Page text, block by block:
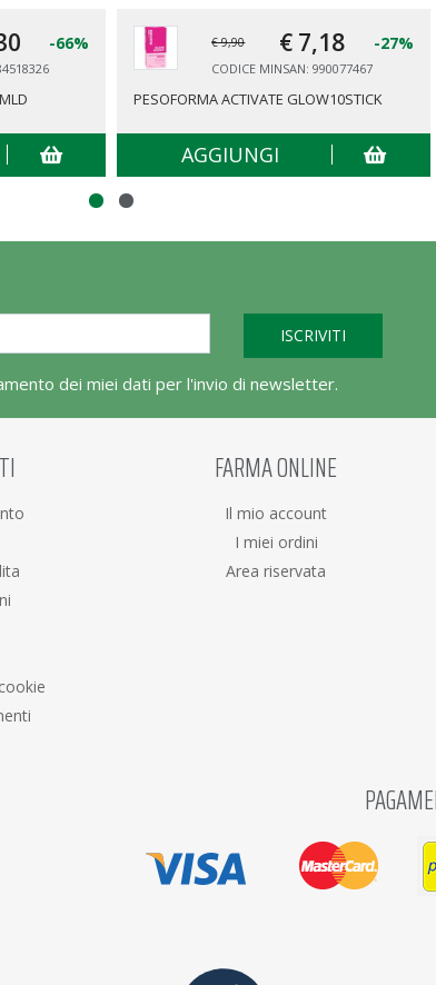
-66% € 9,90 € 7,18 -27%
CODICE MINSAN: 990077467
PESOFORMA ACTIVATE GLOW10STICK
AGGIUNGI
dei miei dati per l'invio di newsletter.
FARMA ONLINE
Il mio account
I miei ordini
Area riservata